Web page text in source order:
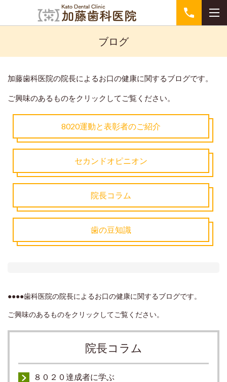
ブログ
加藤歯科医院の院長によるお口の健康に関するブログです。
ご興味のあるものをクリックしてご覧ください。
8020運動と表彰者のご紹介
セカンドオピニオン
院長コラム
歯の豆知識
●●●●歯科医院の院長によるお口の健康に関するブログです。
ご興味のあるものをクリックしてご覧ください。
院長コラム
８０２０達成者に学ぶ